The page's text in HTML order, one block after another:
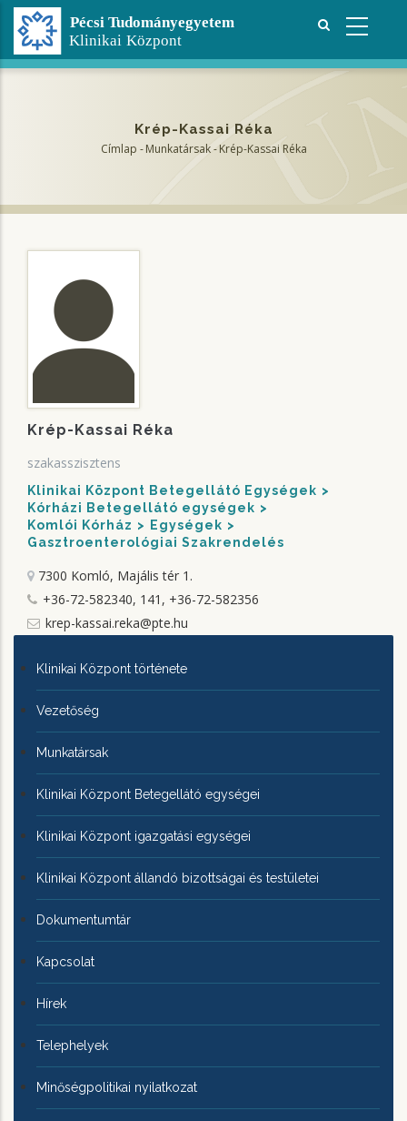
Ugrás
tartalomra
Krép-Kassai Réka
Címlap - Munkatársak -Krép-Kassai Réka
Krép-Kassai Réka
szakasszisztens
Klinikai Központ Betegellátó Egységek
Kórházi Betegellátó egységek
Komlói Kórház
Egységek
Gasztroenterológiai Szakrendelés
7300 Komló, Majális tér 1.
+36-72-582340, 141, +36-72-582356
krep-kassai.reka@pte.hu
KLINIKAI
KÖZPONTRÓL
Klinikai Központ története
Vezetőség
Munkatársak
Klinikai Központ Betegellátó egységei
Klinikai Központ igazgatási egységei
Klinikai Központ állandó bizottságai és testületei
Dokumentumtár
Kapcsolat
Hírek
Telephelyek
Minőségpolitikai nyilatkozat